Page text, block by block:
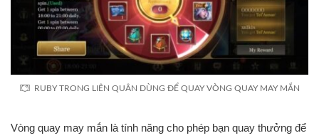
RUBY TRONG LIÊN QUÂN DÙNG ĐỂ QUAY VÒNG QUAY MAY MẮN
Vòng quay may mắn là tính năng cho phép bạn quay thưởng để